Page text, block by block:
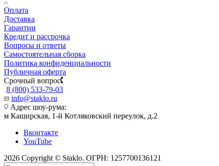
Оплата
Доставка
Гарантии
Кредит и рассрочка
Вопросы и ответы
Самостоятельная сборка
Политика конфиденциальности
Публичная оферта
Срочный вопрос
8 (800) 533-79-03
info@staklo.ru
Адрес шоу-рума:
м Каширская, 1-й Котляковский переулок, д.2
Вконтакте
YouTube
2026 Copyright © Staklo. ОГРН: 1257700136121